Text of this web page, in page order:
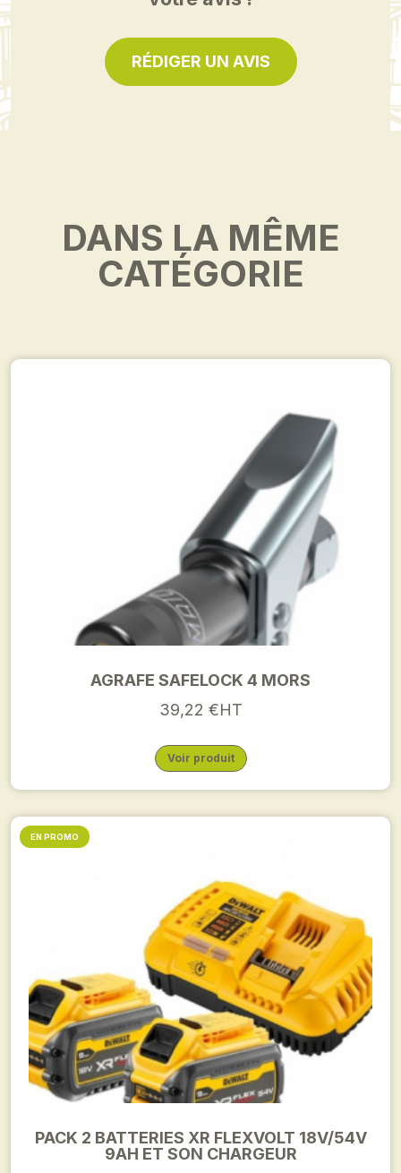
RÉDIGER UN AVIS
DANS LA MÊME
CATÉGORIE
AGRAFE SAFELOCK 4 MORS
39,22 €HT
Voir produit
PACK 2 BATTERIES XR FLEXVOLT 18V/54V
9AH ET SON CHARGEUR
EN PROMO